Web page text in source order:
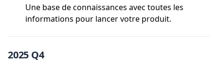
Une base de connaissances avec toutes les
informations pour lancer votre produit.
2025 Q4